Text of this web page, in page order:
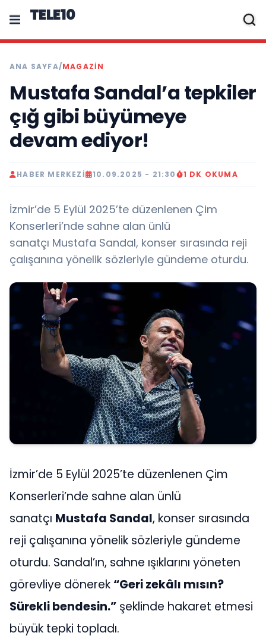
TELE10
ANA SAYFA/MAGAZIN
Mustafa Sandal’a tepkiler
çığ gibi büyümeye
devam ediyor!
HABER MERKEZI 10.09.2025 - 21:30 1 DK OKUMA
İzmir’de 5 Eylül 2025’te düzenlenen Çim
Konserleri’nde sahne alan ünlü
sanatçı Mustafa Sandal, konser sırasında reji
çalışanına yönelik sözleriyle gündeme oturdu.
İzmir’de 5 Eylül 2025’te düzenlenen Çim
Konserleri’nde sahne alan ünlü
sanatçı Mustafa Sandal, konser sırasında
reji çalışanına yönelik sözleriyle gündeme
oturdu. Sandal’ın, sahne ışıklarını yöneten
görevliye dönerek “Geri zekâlı mısın?
Sürekli bendesin.” şeklinde hakaret etmesi
büyük tepki topladı.